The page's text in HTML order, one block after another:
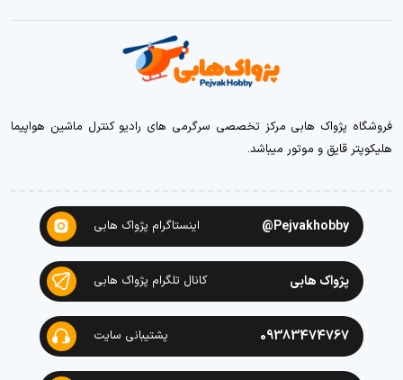
فروشگاه پژواک هابی مرکز تخصصی سرگرمی های رادیو کنترل ماشین هواپیما
هلیکوپتر قایق و موتور میباشد.
Pejvakhobby@ اینستاگرام پژواک هابی
پژواک هابی کانال تلگرام پژواک هابی
09383474767 پشتیبانی سایت